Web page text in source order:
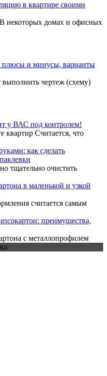
в квартире своими
некоторых домах и офисных
плюсы и минусы, варианты
выполнить чертеж (схему)
у ВАС под контролем!
квартир Считается, что
как сделать
тщательно очистить
в маленькой и узкой
считается самым
преимущества,
с металлопрофилем